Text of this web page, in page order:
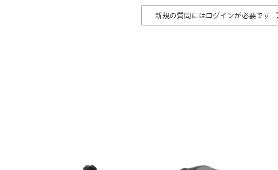
新規の質問にはログインが必要です